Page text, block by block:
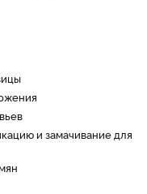
и замачивание для